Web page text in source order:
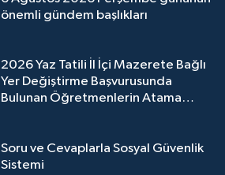
önemli gündem başlıkları
2026 Yaz Tatili İl İçi Mazerete Bağlı
Yer Değiştirme Başvurusunda
Bulunan Öğretmenlerin Atama
Soru ve Cevaplarla Sosyal Güvenlik
Sistemi